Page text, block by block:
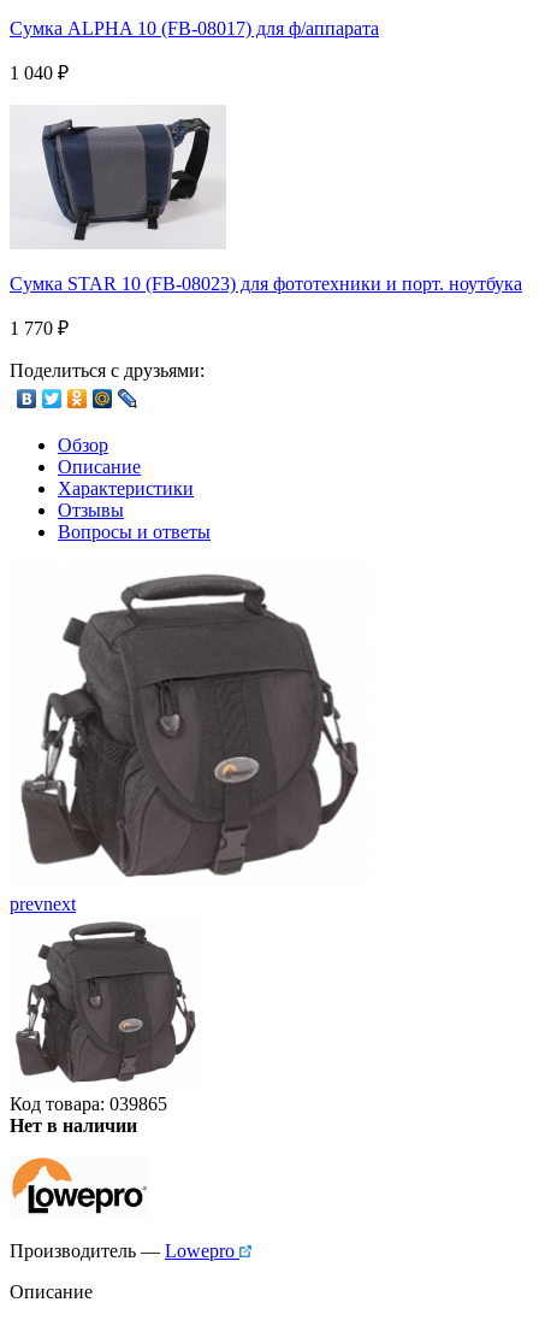
Сумка ALPHA 10 (FB-08017) для ф/аппарата
1 040 ₽
Сумка STAR 10 (FB-08023) для фототехники и порт. ноутбука
1 770 ₽
Поделиться с друзьями:
Обзор
Описание
Характеристики
Отзывы
Вопросы и ответы
prevnext
Код товара: 039865
Нет в наличии
Производитель — Lowepro
Описание